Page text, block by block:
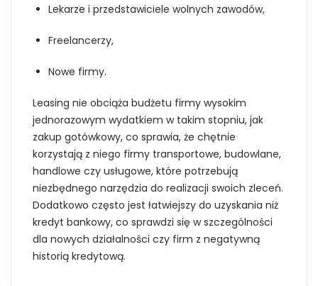
Lekarze i przedstawiciele wolnych zawodów,
Freelancerzy,
Nowe firmy.
Leasing nie obciąża budżetu firmy wysokim
jednorazowym wydatkiem w takim stopniu, jak
zakup gotówkowy, co sprawia, że chętnie
korzystają z niego firmy transportowe, budowlane,
handlowe czy usługowe, które potrzebują
niezbędnego narzędzia do realizacji swoich zleceń.
Dodatkowo często jest łatwiejszy do uzyskania niż
kredyt bankowy, co sprawdzi się w szczególności
dla nowych działalności czy firm z negatywną
historią kredytową.